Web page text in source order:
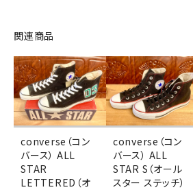
関連商品
converse（コン
バース） ALL
STAR
LETTERED（オ
converse（コン
バース） ALL
STAR S（オール
スター ステッチ）